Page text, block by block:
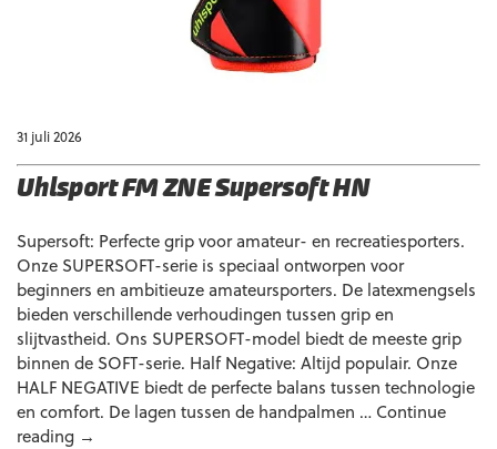
31 juli 2026
Uhlsport FM ZNE Supersoft HN
Supersoft: Perfecte grip voor amateur- en recreatiesporters.
Onze SUPERSOFT-serie is speciaal ontworpen voor
beginners en ambitieuze amateursporters. De latexmengsels
bieden verschillende verhoudingen tussen grip en
slijtvastheid. Ons SUPERSOFT-model biedt de meeste grip
binnen de SOFT-serie. Half Negative: Altijd populair. Onze
HALF NEGATIVE biedt de perfecte balans tussen technologie
en comfort. De lagen tussen de handpalmen … Continue
reading Uhlsport
→